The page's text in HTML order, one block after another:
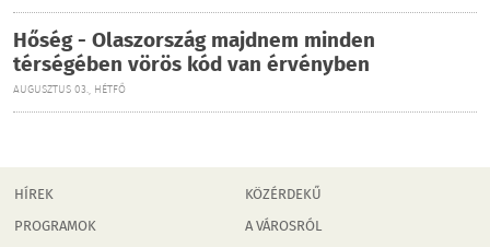
Hőség - Olaszország majdnem minden
térségében vörös kód van érvényben
AUGUSZTUS 03., HÉTFŐ
HÍREK
PROGRAMOK
KÖZÉRDEKŰ
A VÁROSRÓL